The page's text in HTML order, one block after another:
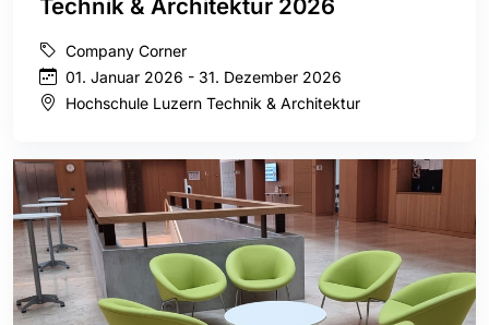
Technik & Architektur 2026
Company Corner
01. Januar 2026 - 31. Dezember 2026
Hochschule Luzern Technik & Architektur